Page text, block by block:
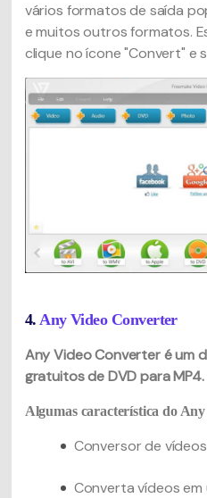
vários formatos de saída
e muitos outros formatos.
clique no ícone "Convert" e
4. Any Video Converter
Any Video Converter é um
gratuitos de DVD para MP4.
Algumas característica do
Conversor de
Converta vídeos